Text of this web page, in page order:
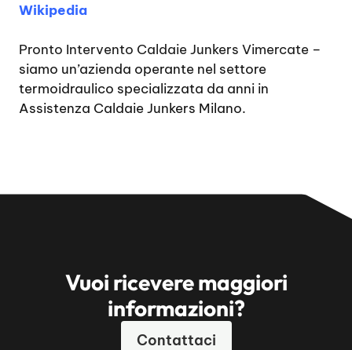
Wikipedia
Pronto Intervento Caldaie Junkers Vimercate –
siamo un’azienda operante nel settore
termoidraulico specializzata da anni in
Assistenza Caldaie Junkers Milano.
Vuoi ricevere maggiori
informazioni?
Contattaci